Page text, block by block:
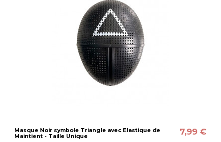
Masque Noir symbole Triangle avec Elastique de
Maintient - Taille Unique
7,99 €